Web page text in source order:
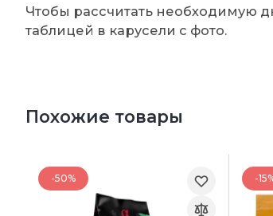
Чтобы рассчитать необходимую
таблицей в карусели с фото.
Похожие товары
-50% -